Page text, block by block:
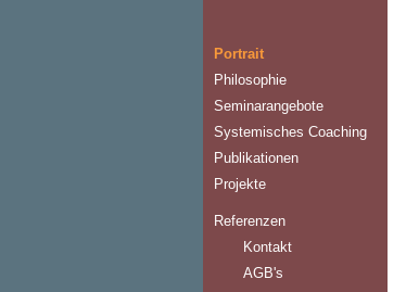
Portrait
Philosophie
Seminarangebote
Systemisches Coaching
Publikationen
Projekte
Referenzen
Kontakt
AGB's